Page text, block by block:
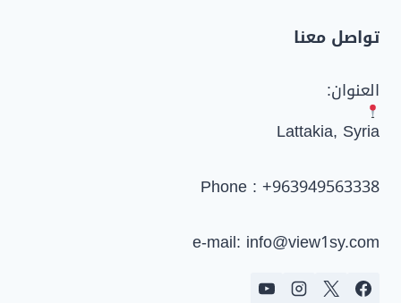
تواصل معنا
العنوان:
Lattakia, Syria
Phone : +963949563338
e-mail: info@view1sy.com